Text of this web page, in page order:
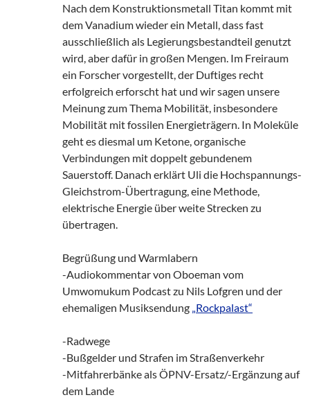
Nach dem Konstruktionsmetall Titan kommt mit
dem Vanadium wieder ein Metall, dass fast
ausschließlich als Legierungsbestandteil genutzt
wird, aber dafür in großen Mengen. Im Freiraum
ein Forscher vorgestellt, der Duftiges recht
erfolgreich erforscht hat und wir sagen unsere
Meinung zum Thema Mobilität, insbesondere
Mobilität mit fossilen Energieträgern. In Moleküle
geht es diesmal um Ketone, organische
Verbindungen mit doppelt gebundenem
Sauerstoff. Danach erklärt Uli die Hochspannungs-
Gleichstrom-Übertragung, eine Methode,
elektrische Energie über weite Strecken zu
übertragen.
Begrüßung und Warmlabern
-Audiokommentar von Oboeman vom
Umwomukum Podcast zu Nils Lofgren und der
ehemaligen Musiksendung „Rockpalast“
-Radwege
-Bußgelder und Strafen im Straßenverkehr
-Mitfahrerbänke als ÖPNV-Ersatz/-Ergänzung auf
dem Lande